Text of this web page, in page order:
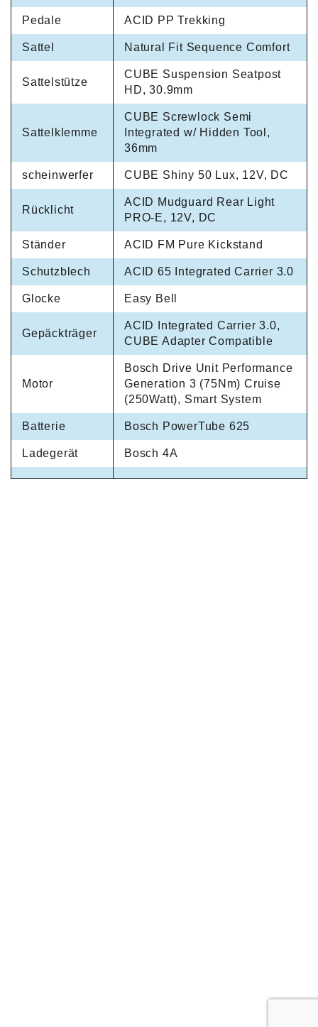
Pedale ACID PP Trekking
Sattel Natural Fit Sequence Comfort
Sattelstütze
CUBE Suspension Seatpost
HD, 30.9mm
Sattelklemme
CUBE Screwlock Semi
Integrated w/ Hidden Tool,
36mm
scheinwerfer CUBE Shiny 50 Lux, 12V, DC
Rücklicht
ACID Mudguard Rear Light
PRO-E, 12V, DC
Ständer ACID FM Pure Kickstand
Schutzblech ACID 65 Integrated Carrier 3.0
Glocke Easy Bell
Gepäckträger
ACID Integrated Carrier 3.0,
CUBE Adapter Compatible
Motor
Bosch Drive Unit Performance
Generation 3 (75Nm) Cruise
(250Watt), Smart System
Batterie Bosch PowerTube 625
Ladegerät Bosch 4A